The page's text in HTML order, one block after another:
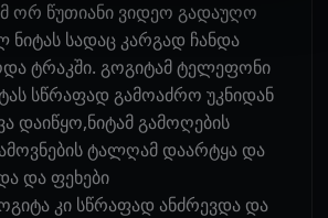
ორ წუთიანი ვიდეო გადაუღო
ნიტას სადაც კარგად ჩანდა
ტრაკში. გოგიტამ ტელეფონი
სწრაფად გამოაძრო უკნიდან
დაიწყო,ნიტამ გამოღების
ტალღამ დაარტყა და
და ფეხები
კი სწრაფად ანძრევდა და